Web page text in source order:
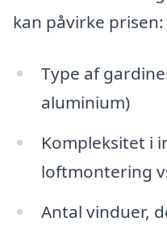
kan påvirke prisen:
Type af
aluminium)
Kompleksitet i
loftmontering
Antal vinduer,